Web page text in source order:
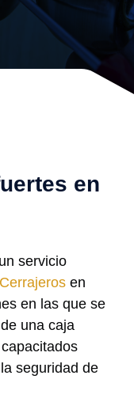
en
servicio
en
en las que se
una caja
seguridad de